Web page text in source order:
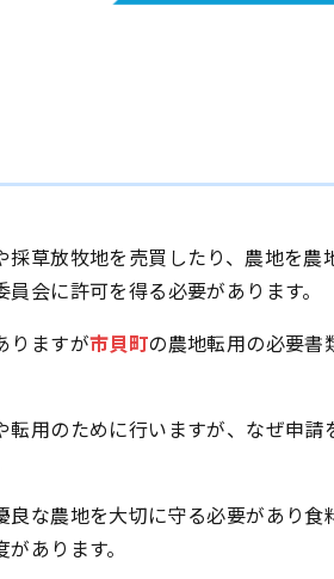
採草放牧地を売買したり、農地を農
会に許可を得る必要があります。
りますが市貝町の農地転用の必要書
転用のために行いますが、なぜ申請
良な農地を大切に守る必要があり食
あります。